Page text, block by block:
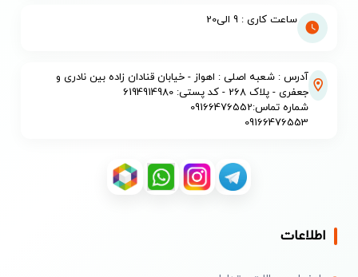
ساعت کاری : 9 الی20
آدرس : شعبه اصلی : اهواز - خیابان قنادان زاده بین نادری و
جعفری - پلاک 268 - کد پستی: 6194914980
شماره تماس:09166476552
09166476553
اطلاعات